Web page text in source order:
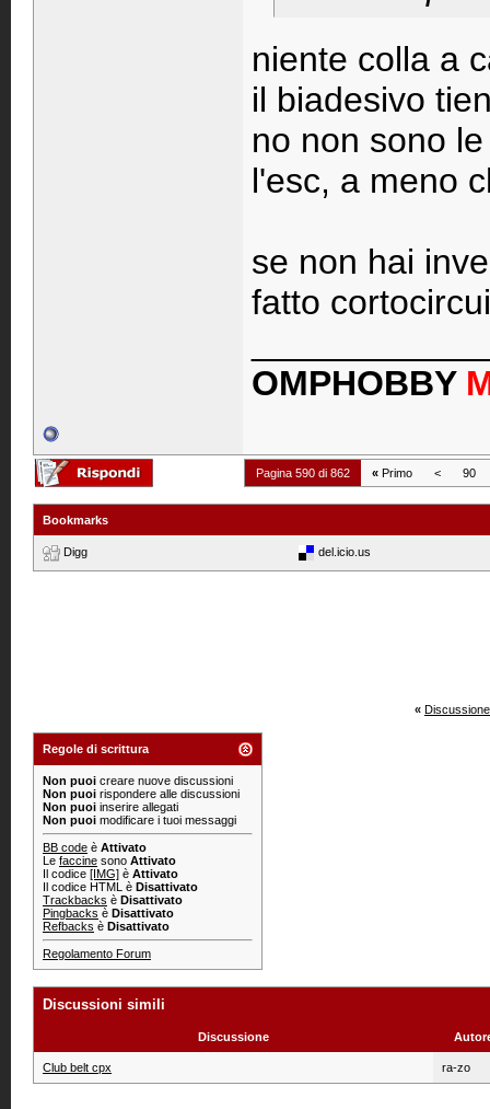
niente colla a
il biadesivo
no non sono
l'esc, a meno
se non hai
fatto
OMPHOBBY
Pagina 590 di 862 « Primo < 90
Bookmarks
Digg del.icio.us
«
Regole di scrittura
Non puoi creare nuove discussioni
Non puoi rispondere alle discussioni
Non puoi inserire allegati
Non puoi modificare i tuoi messaggi
BB code è Attivato
Le faccine sono Attivato
Il codice [IMG] è Attivato
Il codice HTML è Disattivato
Trackbacks è Disattivato
Pingbacks è Disattivato
Refbacks è Disattivato
Regolamento Forum
Discussioni simili
Discussione
Club belt cpx ra-zo